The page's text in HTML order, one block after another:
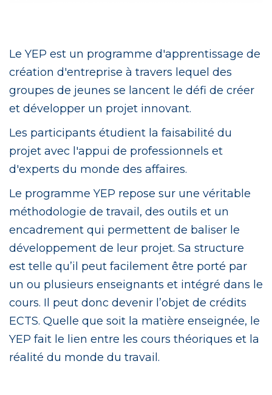
Le YEP est un programme d'apprentissage de
création d'entreprise à travers lequel des
groupes de jeunes se lancent le défi de créer
et développer un projet innovant.
Les participants étudient la faisabilité du
projet avec l'appui de professionnels et
d'experts du monde des affaires.
Le programme YEP repose sur une véritable
méthodologie de travail, des outils et un
encadrement qui permettent de baliser le
développement de leur projet. Sa structure
est telle qu’il peut facilement être porté par
un ou plusieurs enseignants et intégré dans le
cours. Il peut donc devenir l’objet de crédits
ECTS. Quelle que soit la matière enseignée, le
YEP fait le lien entre les cours théoriques et la
réalité du monde du travail.